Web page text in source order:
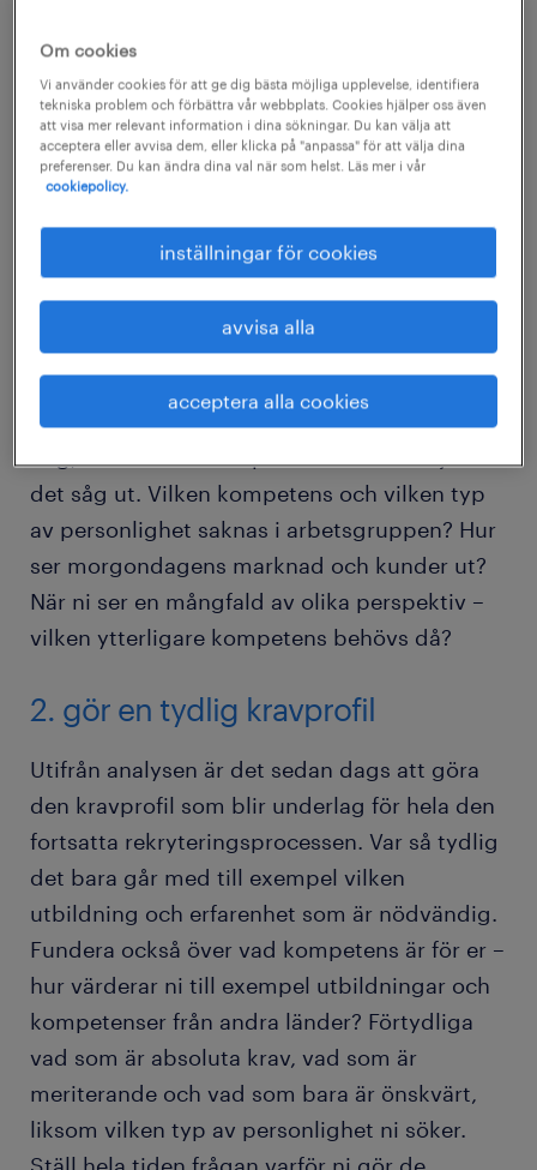
1. analysera behov och involvera
fler
I den första analysen är det viktigt att våga
tänka annorlunda och vara visionär. Involvera
ansvarar för rekryteringen – HR, chefen eller
en kombination – är det bra att redan nu ta
med även minst en kollega till den framtida
medarbetaren i processen. Ibland är även de
fackliga parterna med. Ju fler ögon, desto fler
perspektiv. Utgå från hur det ser ut hos er i
det såg ut. Vilken kompetens och vilken typ
av personlighet saknas i arbetsgruppen? Hur
ser morgondagens marknad och kunder ut?
När ni ser en mångfald av olika perspektiv –
vilken ytterligare kompetens behövs då?
2. gör en tydlig kravprofil
Utifrån analysen är det sedan dags att göra
den kravprofil som blir underlag för hela den
fortsatta rekryteringsprocessen. Var så tydlig
det bara går med till exempel vilken
utbildning och erfarenhet som är nödvändig.
Fundera också över vad kompetens är för er –
hur värderar ni till exempel utbildningar och
kompetenser från andra länder? Förtydliga
vad som är absoluta krav, vad som är
meriterande och vad som bara är önskvärt,
liksom vilken typ av personlighet ni söker.
Om cookies
Vi använder cookies för att ge dig bästa möjliga upplevelse, identifiera
tekniska problem och förbättra vår webbplats. Cookies hjälper oss även
att visa mer relevant information i dina sökningar. Du kan välja att
acceptera eller avvisa dem, eller klicka på "anpassa" för att välja dina
preferenser. Du kan ändra dina val när som helst. Läs mer i vår
cookiepolicy.
inställningar för cookies
avvisa alla
acceptera alla cookies